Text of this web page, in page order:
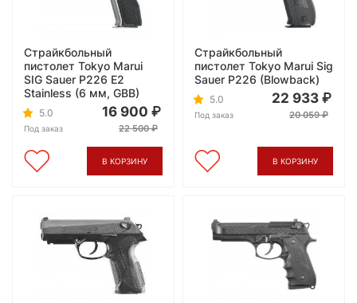
Страйкбольный
пистолет Tokyo Marui
SIG Sauer P226 E2
Stainless (6 мм, GBB)
5.0
Под заказ
16 900
22 500
В КОРЗИНУ
Страйкбольный
пистолет Tokyo Marui Sig
Sauer P226 (Blowback)
5.0
Под заказ
22 933
20 059
В КОРЗИНУ